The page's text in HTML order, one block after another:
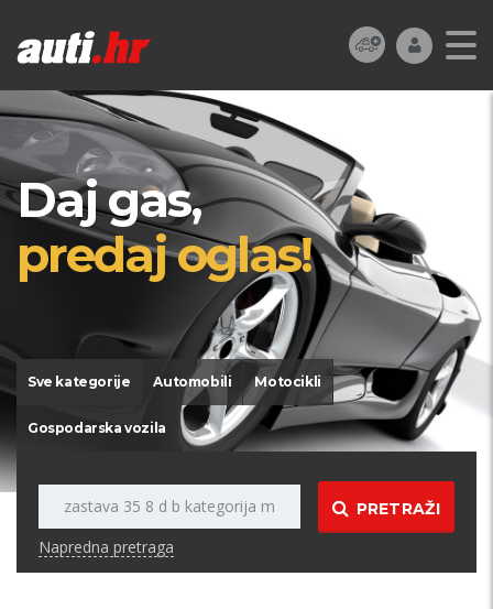
Daj gas,
predaj oglas!
Sve kategorije Automobili Motocikli
Gospodarska vozila
PRETRAŽI
Napredna pretraga